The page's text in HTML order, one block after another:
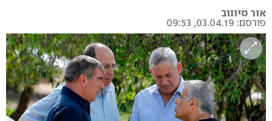
אור סיונוב
פורסם: 03.04.19, 09:53